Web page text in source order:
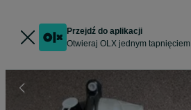
Przejdź do aplikacji
Otwieraj OLX jednym tapnięciem